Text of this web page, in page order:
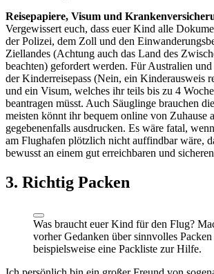
Reisepapiere, Visum und
Vergewissert euch, dass euer Kind alle
der Polizei, dem Zoll und den
Ziellandes (Achtung auch das Land des
beachten) gefordert werden. Für Australien
der Kinderreisepass (Nein, ein Kinderausweis
und ein Visum, welches ihr teils bis zu 4
beantragen müsst. Auch Säuglinge brauchen
meisten könnt ihr bequem online von Zuhause
gegebenenfalls ausdrucken. Es wäre fatal,
am Flughafen plötzlich nicht auffindbar wäre,
bewusst an einem gut erreichbaren und
3. Richtig Packen
Was braucht euer Kind für den Flug?
vorher Gedanken über sinnvolles
beispielsweise eine Packliste zur Hilfe.